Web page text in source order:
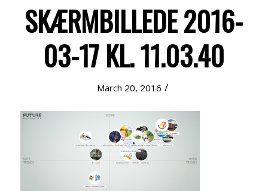
SKÆRMBILLEDE 2016-
03-17 KL. 11.03.40
March 20, 2016 /